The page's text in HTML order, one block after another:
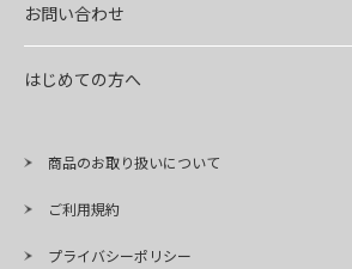
お問い合わせ
はじめての方へ
商品のお取り扱いについて
ご利用規約
プライバシーポリシー